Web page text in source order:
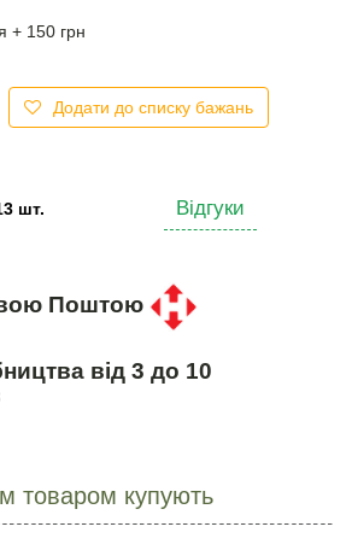
+ 150 грн
Додати до списку бажань
шт. Відгуки
Поштою
від 3 до 10
товаром купують